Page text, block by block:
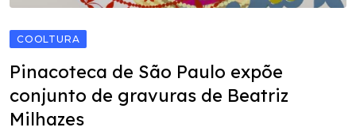
COOLTURA
Pinacoteca de São Paulo expõe
conjunto de gravuras de Beatriz
Milhazes